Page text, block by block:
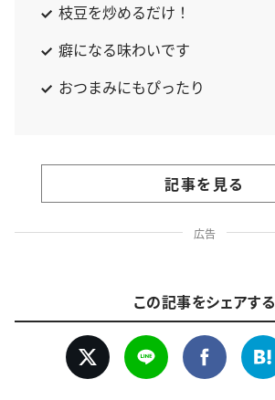
枝豆を炒めるだけ！
癖になる味わいです
おつまみにもぴったり
記事を見る
広告
この記事をシェアする